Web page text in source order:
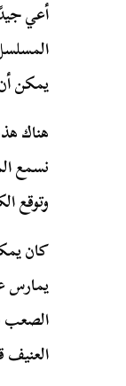
أعي
يمكن
هناك
نسمع
وتوقع
كان
يمارس
الصعب